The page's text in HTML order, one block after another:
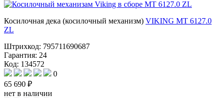
Косилочная дека (косилочный механизм) VIKING МT 6127.0
ZL
Штрихкод: 795711690687
Гарантия: 24
Код: 134572
0
65 690 ₽
нет в наличии